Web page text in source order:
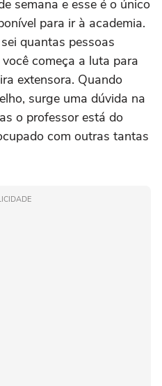
semana e esse é o único
para ir à academia.
quantas pessoas
começa a luta para
extensora. Quando
surge uma dúvida na
o professor está do
com outras tantas